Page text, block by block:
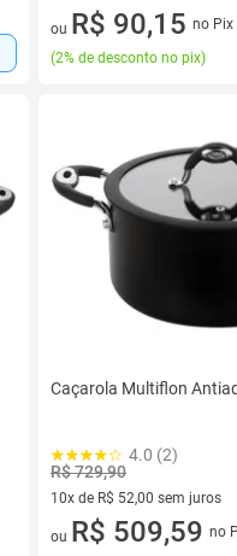
2 vez de R$ 46,00 sem juros
ou R$ 90,15 no Pix
(2% de desconto no pix)
Caçarola Multiflon
4.0 (2)
R$ 729,90
10x de R$ 52,00 sem juros
10 vez de R$ 52,00 sem juros
ou R$ 509,59 no